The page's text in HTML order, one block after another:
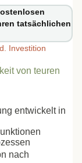
tatsächlichen
Investition
von teuren
entwickelt in
nach